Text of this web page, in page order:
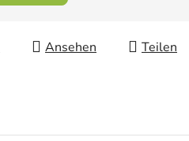
Ansehen Teilen